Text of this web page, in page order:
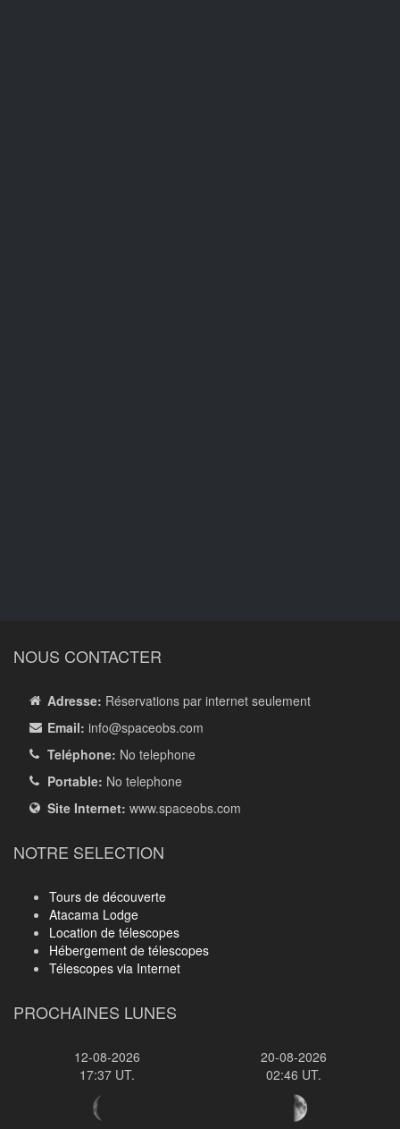
NOUS CONTACTER
Adresse: Réservations par internet seulement
Email: info@spaceobs.com
Teléphone: No telephone
Portable: No telephone
Site Internet: www.spaceobs.com
NOTRE SELECTION
Tours de découverte
Atacama Lodge
Location de télescopes
Hébergement de télescopes
Télescopes via Internet
PROCHAINES LUNES
12-08-2026
17:37 UT.
20-08-2026
02:46 UT.